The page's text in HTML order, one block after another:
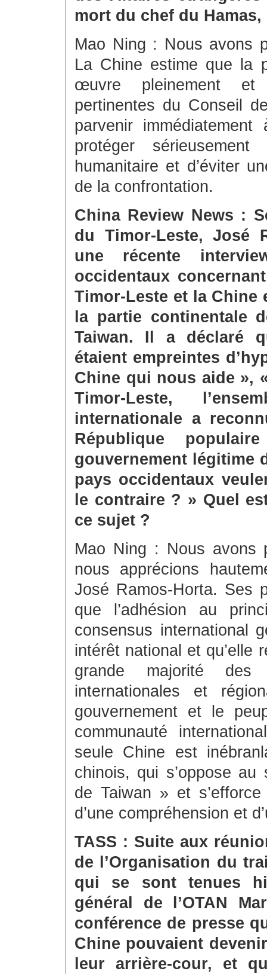
mort du chef du Hamas,
Mao Ning : Nous avons
La Chine estime que la
œuvre pleinement et
pertinentes du Conseil
parvenir
protéger
humanitaire et d’éviter
de la confrontation.
China Review News :
du Timor-Leste, José
une récente
occidentaux
Timor-Leste et la Chine
la partie continentale
Taiwan. Il a déclaré
étaient empreintes
Chine qui nous aide »,
Timor-Leste,
internationale a
République
gouvernement légitime
pays occidentaux
le contraire ? » Quel
ce sujet ?
Mao Ning : Nous avons
nous apprécions
José Ramos-Horta. Ses
que l’adhésion au
consensus international
intérêt national et qu’elle
grande majorité
internationales et
gouvernement et le
communauté
seule Chine est
chinois, qui s’oppose au
de Taiwan » et
d’une compréhension et
TASS : Suite aux
de l’Organisation du
qui se sont tenues
général de l’OTAN
conférence de presse
Chine pouvaient
leur arrière-cour, et